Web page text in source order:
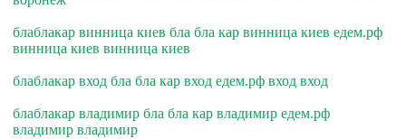
блаблакар винница киев бла бла кар винница киев едем.рф
винница киев винница киев
блаблакар вход бла бла кар вход едем.рф вход вход
блаблакар владимир бла бла кар владимир едем.рф
владимир владимир